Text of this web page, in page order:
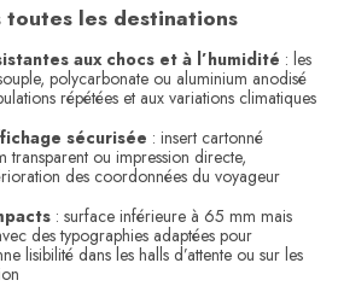
les destinations
aux chocs et à l’humidité : les
polycarbonate ou aluminium anodisé
répétées et aux variations climatiques
sécurisée : insert cartonné
transparent ou impression directe,
des coordonnées du voyageur
: surface inférieure à 65 mm mais
des typographies adaptées pour
lisibilité dans les halls d’attente ou sur les